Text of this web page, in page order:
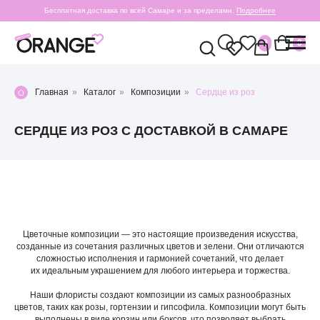
0 0
Бесплатная доставка по всей Самаре и за пределами. Подробнее
Главная » Каталог » Композиции » Сердце из роз
СЕРДЦЕ ИЗ РОЗ С ДОСТАВКОЙ В САМАРЕ
Цветочные композиции — это настоящие произведения искусства,
созданные из сочетания различных цветов и зелени. Они отличаются
сложностью исполнения и гармонией сочетаний, что делает
их идеальным украшением для любого интерьера и торжества.
Наши флористы создают композиции из самых разнообразных
цветов, таких как розы, гортензии и гипсофила. Композиции могут быть